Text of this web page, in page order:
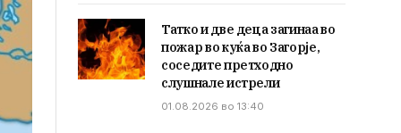
Татко и две деца загинаа во
пожар во куќа во Загорје,
соседите претходно
слушнале истрели
01.08.2026 во 13:40